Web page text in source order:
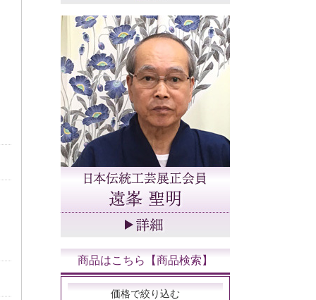
商品はこちら【商品検索】
価格で絞り込む